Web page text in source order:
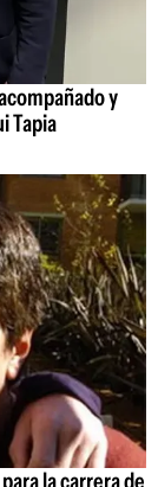
y
Tapia